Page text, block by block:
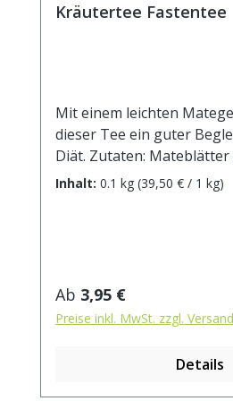
Kräutertee Fastentee
Mit einem leichten
dieser Tee ein guter
Diät. Zutaten:
Hagebuttenschalen,
vermieden werden.
Tee mit 1 l. kochendem
Ziehzeit: max.10 min.
Inhalt: 0.1 kg (39,50 € / 1 kg)
Regulärer Preis:
Ab 3,95 €
Preise inkl. MwSt. zzgl.
Details